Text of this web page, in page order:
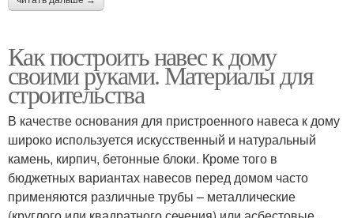
Как построить навес к дому
своими руками. Материалы для
строительства
В качестве основания для пристроенного навеса к дому
широко используется искусственный и натуральный
камень, кирпич, бетонные блоки. Кроме того в
бюджетных вариантах навесов перед домом часто
применяются различные трубы – металлические